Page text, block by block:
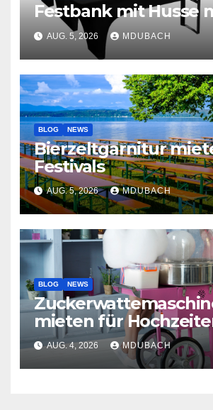
Festbank mit Husse
AUG. 5, 2026 MDUBACH
BLOG NEWS
Bierzeltgarnitur
Festivals
AUG. 5, 2026 MDUBACH
BLOG NEWS
mieten für
AUG. 4, 2026 MDUBACH